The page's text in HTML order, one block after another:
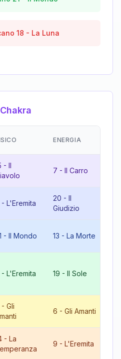
18 - La Luna
ENERGIA
- Il
7 - Il Carro
- L'Eremita
20 - Il
Giudizio
- Il Mondo 13 - La Morte
- L'Eremita 19 - Il Sole
- Gli
6 - Gli Amanti
- La
9 - L'Eremita